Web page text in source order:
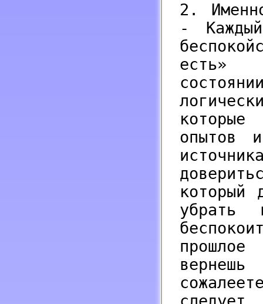
2.
-
есть»
опытов
который
убрать